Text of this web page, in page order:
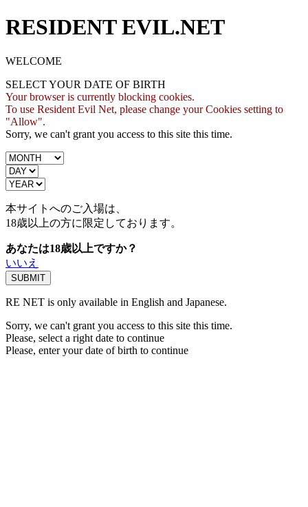
RESIDENT EVIL.NET
WELCOME
SELECT YOUR DATE OF BIRTH
Your browser is currently blocking cookies.
To use Resident Evil Net, please change your Cookies setting to
"Allow".
Sorry, we can't grant you access to this site this time.
本サイトへのご入場は、
18歳以上の方に限定しております。
あなたは18歳以上ですか？
いいえ
RE NET is only available in English and Japanese.
Sorry, we can't grant you access to this site this time.
Please, select a right date to continue
Please, enter your date of birth to continue